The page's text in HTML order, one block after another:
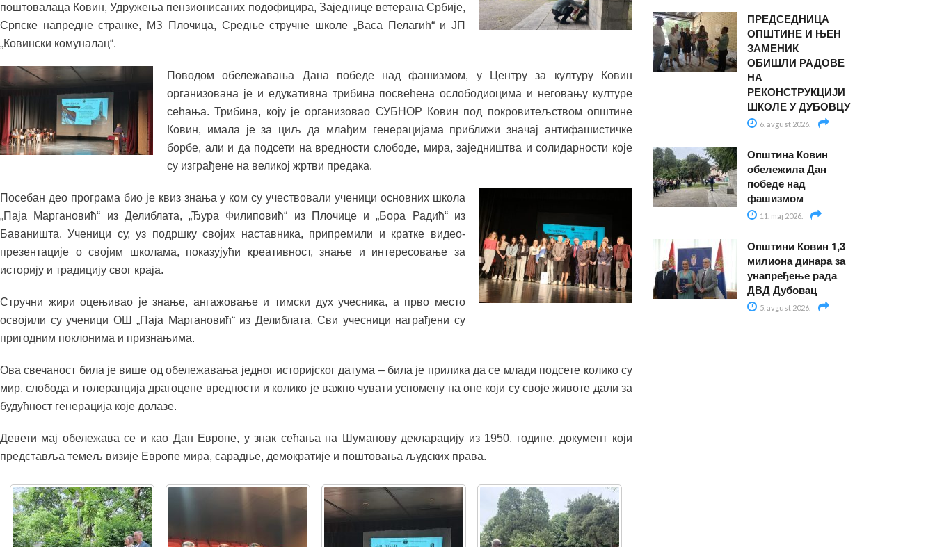
поштовалаца Ковин, Удружења пензионисаних подофицира, Заједнице ветерана Србије,
Српске напредне странке, МЗ Плочица, Средње стручне школе „Васа Пелагић“ и ЈП
„Ковински комуналац“.
Поводом обележавања Дана победе над фашизмом, у Центру за културу Ковин
организована је и едукативна трибина посвећена ослободиоцима и неговању културе
сећања. Трибина, коју је организовао СУБНОР Ковин под покровитељством општине
Ковин, имала је за циљ да млађим генерацијама приближи значај антифашистичке
борбе, али и да подсети на вредности слободе, мира, заједништва и солидарности које
су изграђене на великој жртви предака.
Посебан део програма био је квиз знања у ком су учествовали ученици основних школа
„Паја Маргановић“ из Делиблата, „Ђура Филиповић“ из Плочице и „Бора Радић“ из
Баваништа. Ученици су, уз подршку својих наставника, припремили и кратке видео-
презентације о својим школама, показујући креативност, знање и интересовање за
историју и традицију свог краја.
Стручни жири оцењивао је знање, ангажовање и тимски дух учесника, а прво место
освојили су ученици ОШ „Паја Маргановић“ из Делиблата. Сви учесници награђени су
пригодним поклонима и признањима.
Ова свечаност била је више од обележавања једног историјског датума – била је прилика да се млади подсете колико су
мир, слобода и толеранција драгоцене вредности и колико је важно чувати успомену на оне који су своје животе дали за
будућност генерација које долазе.
Девети мај обележава се и као Дан Европе, у знак сећања на Шуманову декларацију из 1950. године, документ који
представља темељ визије Европе мира, сарадње, демократије и поштовања људских права.
ПРЕДСЕДНИЦА
ОПШТИНЕ И ЊЕН
ЗАМЕНИК
ОБИШЛИ РАДОВЕ
НА
РЕКОНСТРУКЦИЈИ
ШКОЛЕ У ДУБОВЦУ
6. avgust 2026.
Општина Ковин
обележила Дан
победе над
фашизмом
11. maj 2026.
Општини Ковин 1,3
милиона динара за
унапређење рада
ДВД Дубовац
5. avgust 2026.